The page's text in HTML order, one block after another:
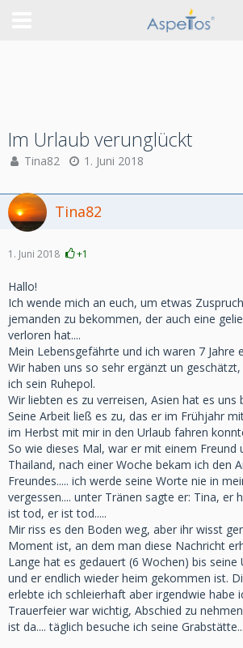
Im Urlaub verunglückt
Tina82 1. Juni 2018
Tina82
1. Juni 2018 +1
Hallo!
Ich wende mich an euch, um etwas
jemanden zu bekommen, der auch eine
verloren hat....
Mein Lebensgefährte und ich waren 7 Jahre
Wir haben uns so sehr ergänzt un
ich sein Ruhepol.
Wir liebten es zu verreisen, Asien hat es uns
Seine Arbeit ließ es zu, das er im Frühjahr
im Herbst mit mir in den Urlaub fahren
So wie dieses Mal, war er mit einem Freund
Thailand, nach einer Woche bekam ich den
Freundes..... ich werde seine Worte nie in
vergessen.... unter Tränen sagte er: Tina, er
ist tod, er ist tod.....
Mir riss es den Boden weg, aber ihr wisst
Moment ist, an dem man diese Nachricht
Lange hat es gedauert (6 Wochen) bis
und er endlich wieder heim gekommen ist.
erlebte ich schleierhaft aber irgendwie habe
Trauerfeier war wichtig, Abschied zu
ist da.... täglich besuche ich seine